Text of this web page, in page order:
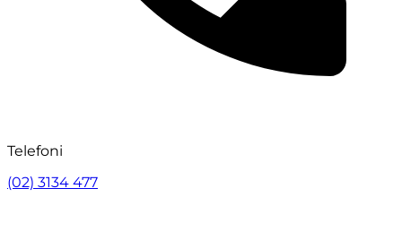
Telefoni
(02) 3134 477